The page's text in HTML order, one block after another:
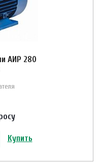
АИР 280
осу
Купить